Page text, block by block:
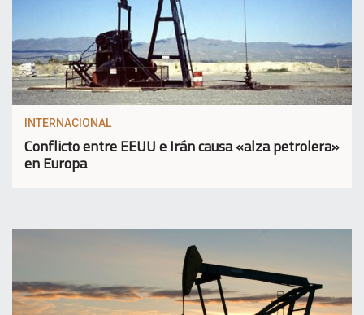
INTERNACIONAL
Conflicto entre EEUU e Irán causa «alza petrolera»
en Europa